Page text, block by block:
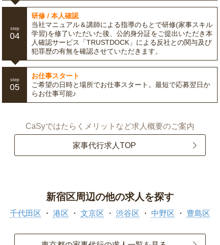
step
04
研修 / 本人確認
当社マニュアル＆講師による指導のもとで研修(家事スキル
学習)を修了いただいた後、公的身分証をご提出いただき本
人確認サービス「TRUSTDOCK」による反社との関与及び
犯罪歴の有無を確認させていただきます。
step
05
お仕事スタート
ご希望の日時と場所でお仕事スタート。最短で応募翌日か
らお仕事可能♪
CaSyではたらくメリットなど求人概要のご案内
家事代行求人TOP
新宿区周辺の他の求人を探す
千代田区 港区 文京区 渋谷区 中野区 豊島区